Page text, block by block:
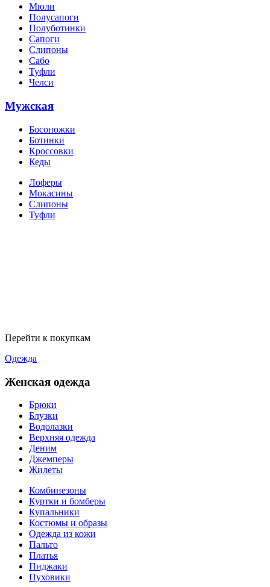
Мюли
Полусапоги
Полуботинки
Сапоги
Слипоны
Сабо
Туфли
Челси
Мужская
Босоножки
Ботинки
Кроссовки
Кеды
Лоферы
Мокасины
Слипоны
Туфли
Перейти к покупкам
Одежда
Женская одежда
Брюки
Блузки
Водолазки
Верхняя одежда
Деним
Джемперы
Жилеты
Комбинезоны
Куртки и бомберы
Купальники
Костюмы и образы
Одежда из кожи
Пальто
Платья
Пиджаки
Пуховики